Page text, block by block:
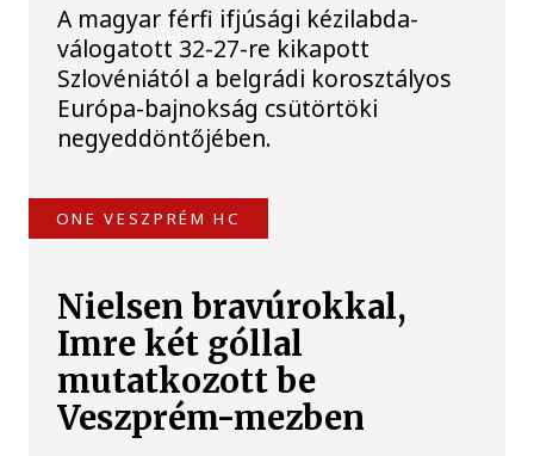
A magyar férfi ifjúsági kézilabda-
válogatott 32-27-re kikapott
Szlovéniától a belgrádi korosztályos
Európa-bajnokság csütörtöki
negyeddöntőjében.
ONE VESZPRÉM HC
Nielsen bravúrokkal,
Imre két góllal
mutatkozott be
Veszprém-mezben